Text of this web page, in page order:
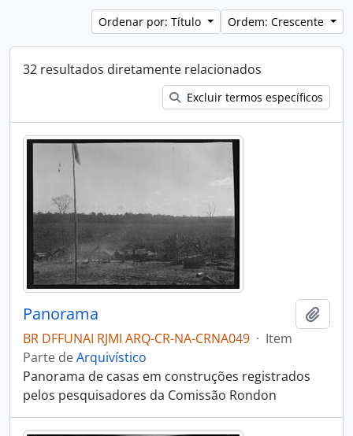
Ordenar por: Título Ordem: Crescente
32 resultados diretamente relacionados
Excluir termos específicos
Panorama
BR DFFUNAI RJMI ARQ-CR-NA-CRNA049 · Item
Parte deArquivístico
Panorama de casas em construções registrados
pelos pesquisadores da Comissão Rondon